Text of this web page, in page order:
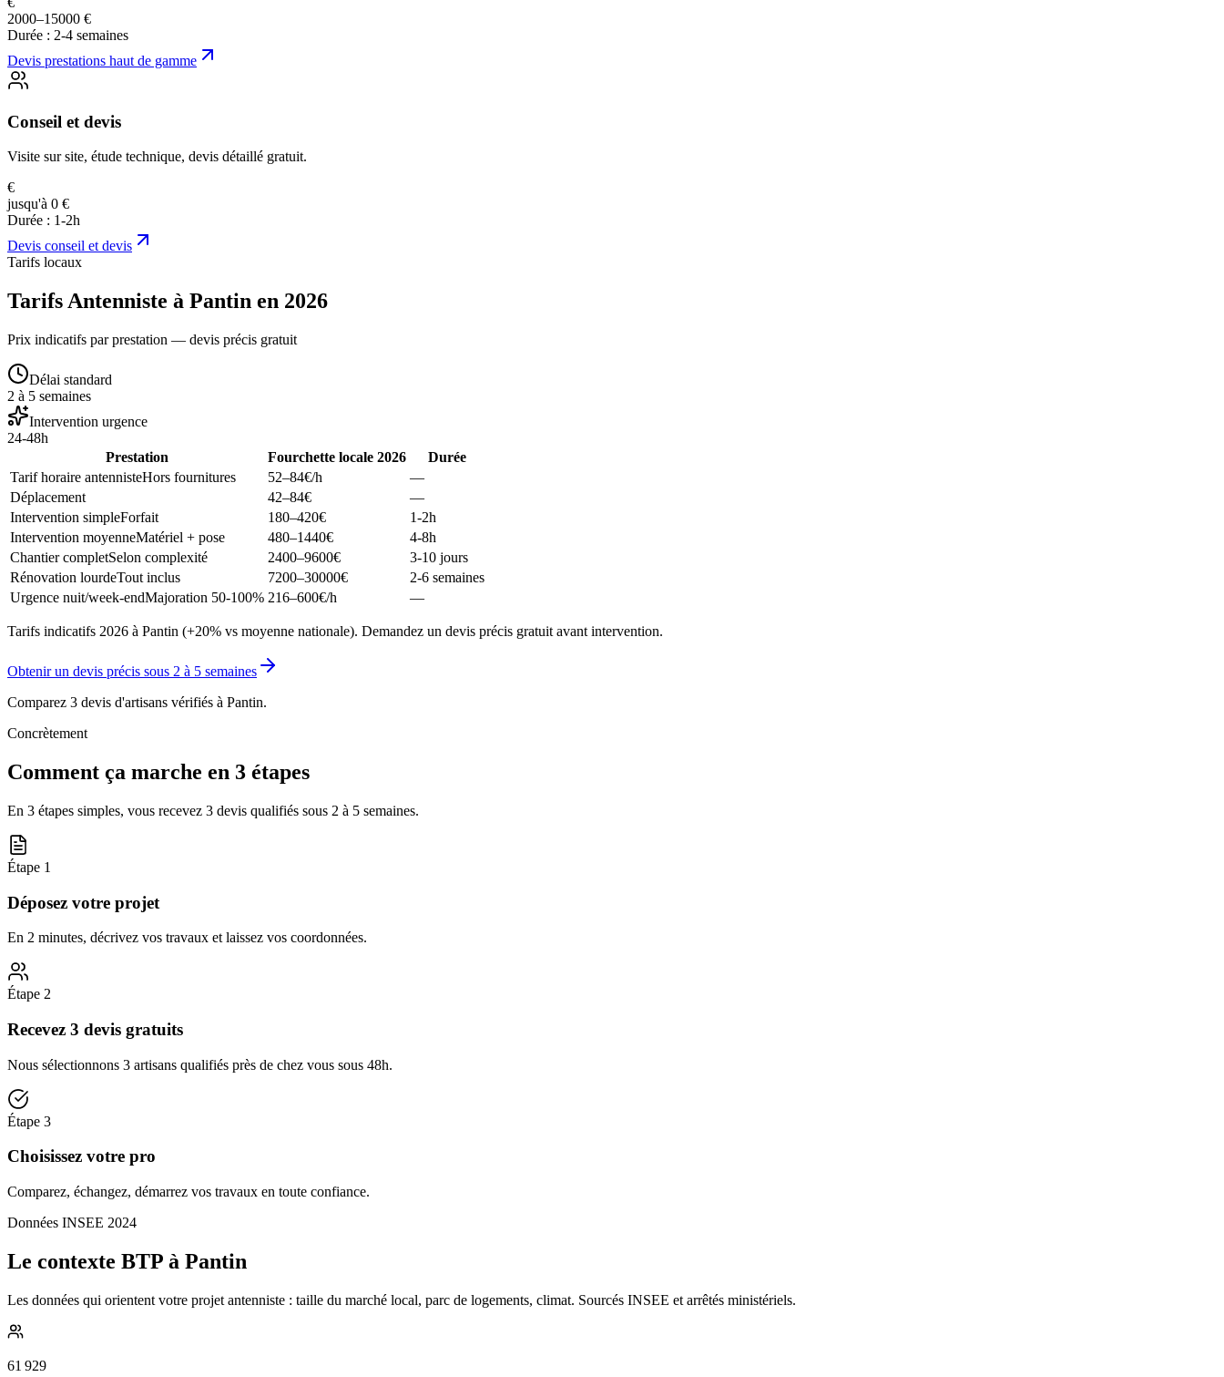
2000–15000 €
Durée : 2-4 semaines
Devis prestations haut de gamme
Conseil et devis
Visite sur site, étude technique, devis détaillé gratuit.
€
jusqu'à 0 €
Durée : 1-2h
Devis conseil et devis
Tarifs locaux
Tarifs Antenniste à Pantin en 2026
Prix indicatifs par prestation — devis précis gratuit
Délai standard
2 à 5 semaines
Intervention urgence
24-48h
Prestation
Fourchette locale 2026
Durée
Tarif horaire antennisteHors fournitures 52–84€/h
—
Déplacement
42–84€
—
Intervention simpleForfait 180–420€
1-2h
Intervention moyenneMatériel + pose 480–1440€
4-8h
Chantier completSelon complexité 2400–9600€
3-10 jours
Rénovation lourdeTout inclus 7200–30000€
2-6 semaines
Urgence nuit/week-endMajoration 50-100% 216–600€/h —
Tarifs indicatifs 2026 à Pantin (+20% vs moyenne nationale). Demandez un devis précis gratuit avant intervention.
Obtenir un devis précis sous 2 à 5 semaines
Comparez 3 devis d'artisans vérifiés à Pantin.
Concrètement
Comment ça marche en 3 étapes
En 3 étapes simples, vous recevez 3 devis qualifiés sous 2 à 5 semaines.
Étape 1
Déposez votre projet
En 2 minutes, décrivez vos travaux et laissez vos coordonnées.
Étape 2
Recevez 3 devis gratuits
Nous sélectionnons 3 artisans qualifiés près de chez vous sous 48h.
Étape 3
Choisissez votre pro
Comparez, échangez, démarrez vos travaux en toute confiance.
Données INSEE 2024
Le contexte BTP à Pantin
Les données qui orientent votre projet antenniste : taille du marché local, parc de logements, climat. Sourcés INSEE et arrêtés ministériels.
61 929